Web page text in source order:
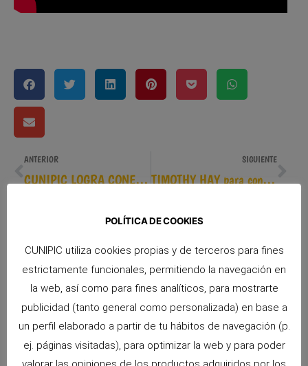
ANTERIOR
CUNIPIC LOGRA CONEJOS BELIER CON PELO REX MERINO
SIGUIENTE
TIMOTHY HAY para conejos, el heno más saludable fabricado en España por CUNIPIC
Snacks Alpha Pro: 6 sabores irresistibles para premiar a tu pequeño
POLÍTICA DE COOKIES
CUNIPIC utiliza cookies propias y de terceros para fines
estrictamente funcionales, permitiendo la navegación en
la web, así como para fines analíticos, para mostrarte
publicidad (tanto general como personalizada) en base a
un perfil elaborado a partir de tu hábitos de navegación (p.
ej. páginas visitadas), para optimizar la web y para poder